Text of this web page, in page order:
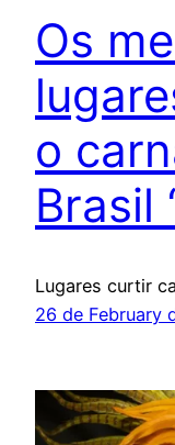
Os
o
Brasil
Lugares curtir
26 de February